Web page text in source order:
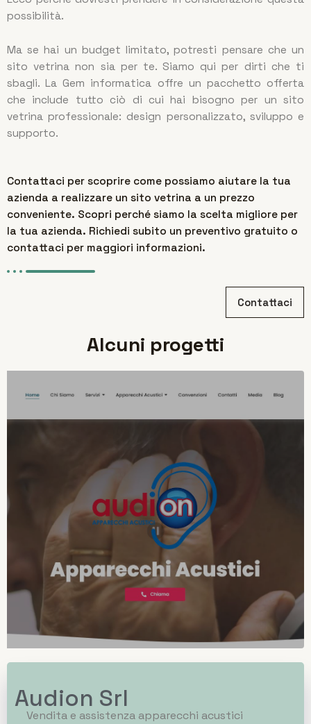
possibilità.
Ma se hai un budget limitato, potresti pensare che un
sito vetrina non sia per te. Siamo qui per dirti che ti
sbagli. La Gem informatica offre un pacchetto offerta
che include tutto ciò di cui hai bisogno per un sito
vetrina professionale: design personalizzato, sviluppo e
supporto.
Contattaci per scoprire come possiamo aiutare la tua
azienda a realizzare un sito vetrina a un prezzo
conveniente. Scopri perché siamo la scelta migliore per
la tua azienda. Richiedi subito un preventivo gratuito o
contattaci per maggiori informazioni.
Contattaci
Alcuni progetti
Audion Srl
Vendita e assistenza apparecchi acustici